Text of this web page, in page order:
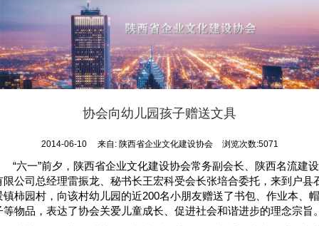
协会向幼儿园孩子赠送文具
2014-06-10 来自: 陕西省企业文化建设协会 浏览次数:5071
“六一”前夕，陕西省企业文化建设协会常务副会长、陕西名流建设
限公司总经理雷振龙、秘书长王宏科受会长张培合委托，来到户县
镇柿园村，向该村幼儿园的近200名小朋友赠送了书包、作业本、帽
等物品，表达了协会关爱儿童成长、促进社会和谐进步的理念宗旨